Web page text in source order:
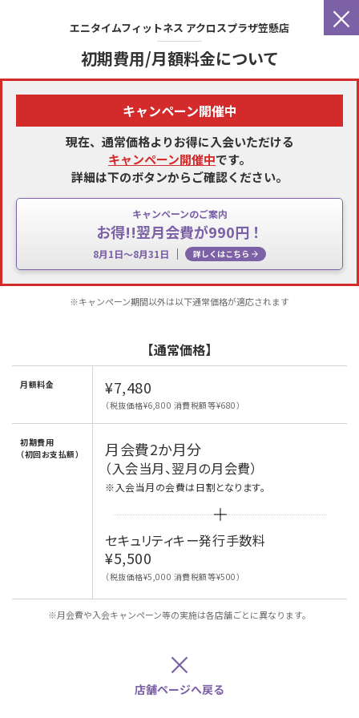
×
エニタイムフィットネス アクロスプラザ笠懸店
初期費用/月額料金について
キャンペーン開催中
現在、通常価格よりお得に入会いただける
キャンペーン開催中です。
詳細は下のボタンからご確認ください。
キャンペーンのご案内
お得!!翌月会費が990円！
8月1日～8月31日 詳しくはこちら
※キャンペーン期間以外は以下通常価格が適応されます
【通常価格】
月額料金 ¥7,480
（税抜価格¥6,800 消費税額等¥680）
初期費用
（初回お支払額）
月会費2か月分
（入会当月、翌月の月会費）
※入会当月の会費は日割となります。
セキュリティキー発行手数料
¥5,500
（税抜価格¥5,000 消費税額等¥500）
※月会費や入会キャンペーン等の実施は各店舗ごとに異なります。
×
店舗ページへ戻る